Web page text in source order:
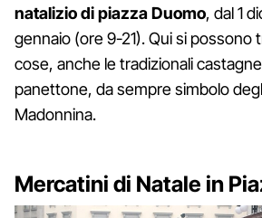
natalizio di piazza Duomo, dal 1
gennaio (ore 9-21). Qui si possono
cose, anche le tradizionali
panettone, da sempre simbolo
Madonnina.
Mercatini di Natale in